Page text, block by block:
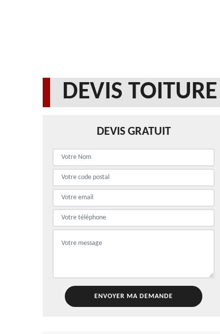
DEVIS
DEVIS GRATUIT